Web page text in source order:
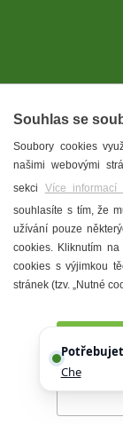
Prohlášení o
Souhlas se
Soubory cookies
našimi webovými
sekci Více informací
souhlasíte s tím, že
užívání pouze
cookies. Kliknutím
cookies s výjimkou
stránek (tzv. „Nutné
Chettyho